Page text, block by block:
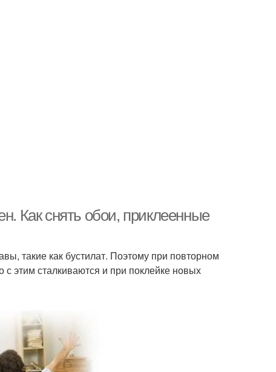
Как снять обои, приклеенные
такие как бустилат. Поэтому при повторном
этим сталкиваются и при поклейке новых